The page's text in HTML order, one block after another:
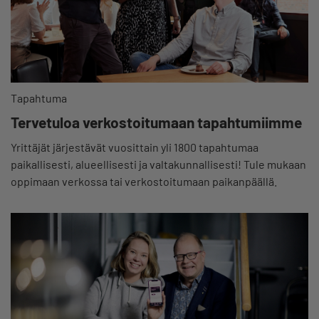
Tapahtuma
Tervetuloa verkostoitumaan tapahtumiimme
Yrittäjät järjestävät vuosittain yli 1800 tapahtumaa
paikallisesti, alueellisesti ja valtakunnallisesti! Tule mukaan
oppimaan verkossa tai verkostoitumaan paikanpäällä.